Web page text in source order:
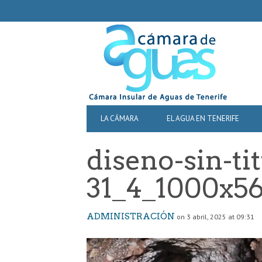
NAVIGATION
PRIMARY
NAVIGATION
LA CÁMARA EL AGUA EN TENERIFE
diseno-sin-
ADMINISTRACIÓN on 3 abril, 2025 at 09:31